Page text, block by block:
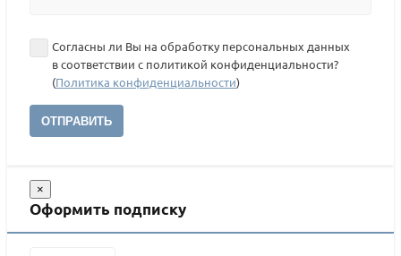
Согласны ли Вы на обработку персональных данных
в соответствии с политикой конфиденциальности?
(Политика конфиденциальности)
ОТПРАВИТЬ
×
Оформить подписку